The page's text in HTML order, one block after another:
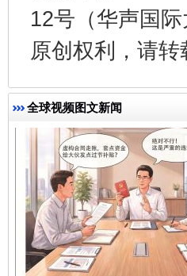
12号（华声国
原创权利，请
全球视频图文新闻
揭开“小金库”的免责